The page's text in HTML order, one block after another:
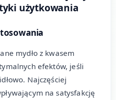
użytkowania
mydło z kwasem
efektów, jeśli
Najczęściej
na satysfakcję